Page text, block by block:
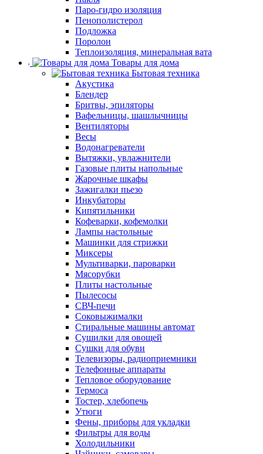
Паро-гидро изоляция
Пенополистерол
Подложка
Поролон
Теплоизоляция, минеральная вата
Товары для дома
Бытовая техника
Акустика
Блендер
Бритвы, эпиляторы
Вафельницы, шашлычницы
Вентиляторы
Весы
Водонагреватели
Вытяжки, увлажнители
Газовые плиты напольные
Жарочные шкафы
Зажигалки пьезо
Инкубаторы
Кипятильники
Кофеварки, кофемолки
Лампы настольные
Машинки для стрижки
Миксеры
Мультиварки, пароварки
Мясорубки
Плиты настольные
Пылесосы
СВЧ-печи
Соковыжималки
Стиральные машины автомат
Сушилки для овощей
Сушки для обуви
Телевизоры, радиоприемники
Телефонные аппараты
Тепловое оборудование
Термоса
Тостер, хлебопечь
Утюги
Фены, приборы для укладки
Фильтры для воды
Холодильники